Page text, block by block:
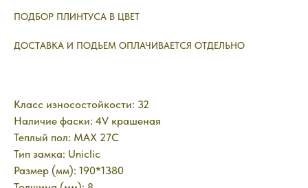
ПОДБОР ПЛИНТУСА В ЦВЕТ
ДОСТАВКА И ПОДЬЕМ ОПЛАЧИВАЕТСЯ ОТДЕЛЬНО
Класс износостойкости: 32
Наличие фаски: 4V крашеная
Теплый пол: MAX 27C
Тип замка: Uniclic
Размер (мм): 190*1380